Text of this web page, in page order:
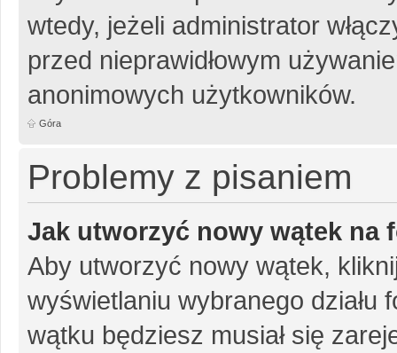
wtedy, jeżeli administrator
przed nieprawidłowym
anonimowych użytkowników.
Góra
Problemy z pisaniem
Jak utworzyć nowy wątek na
Aby utworzyć nowy wątek,
wyświetlaniu wybranego działu
wątku będziesz musiał się